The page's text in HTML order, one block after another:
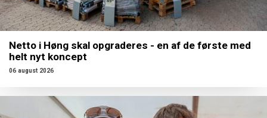
Netto i Høng skal opgraderes - en af de første med
helt nyt koncept
06 august 2026